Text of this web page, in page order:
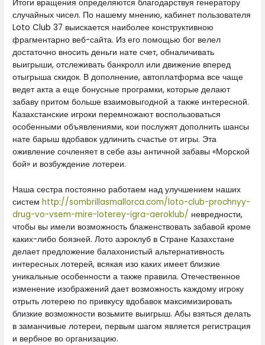
Итоги вращения определяются благодарствуя генератору
случайных чисел. По нашему мнению, кабинет пользователя
Loto Club 37 выискается наиболее конструктивною
фрагментарно веб-сайта. Из его помощью бог велел
достаточно вносить деньги нате счет, обналичивать
выигрыши, отслеживать банкролл или движение вперед
отыгрыша скидок. В дополнение, автоплатформа все чаще
ведет акта а еще бонусные програмки, которые делают
забаву притом больше взаимовыгодной а также интересной.
Казахстанские игроки перемножают воспользоваться
особенными объявлениями, кои послужят дополнить шансы
нате барыш вдобавок удлинить счастье от игры. Эта
оживление сочленяет в себе азы античной забавы «Морской
бой» и возбуждение лотереи.
Наша сестра постоянно работаем над улучшением наших
системhttp://sombrillasmallorca.com/loto-club-prochnyy-
drug-vo-vsem-mire-loterey-igra-aeroklub/ невредности,
чтобы вы имели возможность блаженствовать забавой кроме
каких-либо боязней. Лото аэроклуб в Стране Казахстане
делает предложение балахонистый альтернативность
интересных лотерей, всякая изо каких имеет близкие
уникальные особенности а также правила. Отечественное
изменение изображений дает возможность каждому игроку
отрыть лотерею по привкусу вдобавок максимизировать
близкие возможности возьмите выигрыш. Абы взяться делать
в заманчивые лотереи, первым шагом является регистрация
и вербное во организацию.